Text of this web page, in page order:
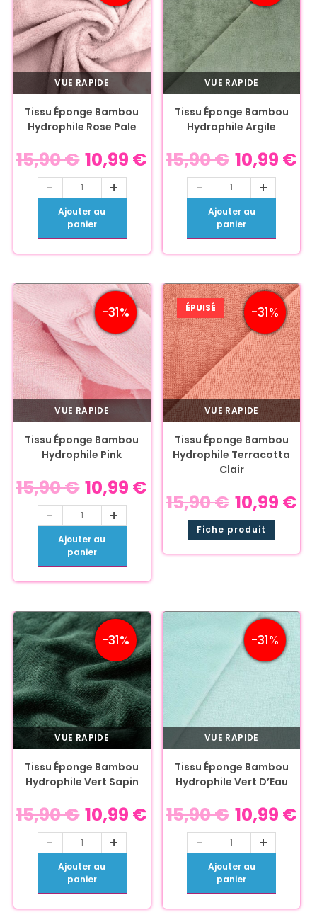
VUE RAPIDE
Tissu Éponge Bambou
Hydrophile Rose Pale
15,90€ 10,99 €
- +
Ajouter au
panier
VUE RAPIDE
Tissu Éponge Bambou
Hydrophile Argile
15,90€ 10,99 €
- +
Ajouter au
panier
-31%
VUE RAPIDE
Tissu Éponge Bambou
Hydrophile Pink
15,90€ 10,99 €
- +
Ajouter au
panier
-31%
ÉPUISÉ
VUE RAPIDE
Tissu Éponge Bambou
Hydrophile Terracotta
Clair
15,90€ 10,99 €
Fiche produit
-31%
VUE RAPIDE
Tissu Éponge Bambou
Hydrophile Vert Sapin
15,90€ 10,99 €
- +
Ajouter au
panier
-31%
VUE RAPIDE
Tissu Éponge Bambou
Hydrophile Vert D’Eau
15,90€ 10,99 €
- +
Ajouter au
panier